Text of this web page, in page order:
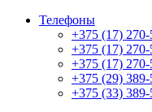
Телефоны
+375 (17) 270-
+375 (17) 270-
+375 (17)
+375 (29)
+375 (33)